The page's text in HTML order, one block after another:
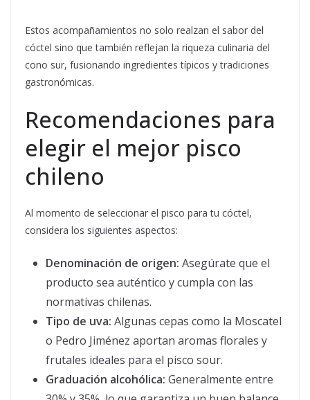
Estos acompañamientos no solo realzan el sabor del
cóctel sino que también reflejan la riqueza culinaria del
cono sur, fusionando ingredientes típicos y tradiciones
gastronómicas.
Recomendaciones para
elegir el mejor pisco
chileno
Al momento de seleccionar el pisco para tu cóctel,
considera los siguientes aspectos:
Denominación de origen: Asegúrate que el
producto sea auténtico y cumpla con las
normativas chilenas.
Tipo de uva: Algunas cepas como la Moscatel
o Pedro Jiménez aportan aromas florales y
frutales ideales para el pisco sour.
Graduación alcohólica: Generalmente entre